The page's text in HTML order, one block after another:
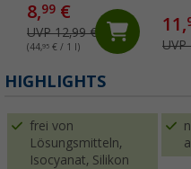
8,99 €
UVP 12,99 €
(44,95 € / 1 l)
11,
UVP
HIGHLIGHTS
frei von
Lösungsmitteln,
Isocyanat, Silikon